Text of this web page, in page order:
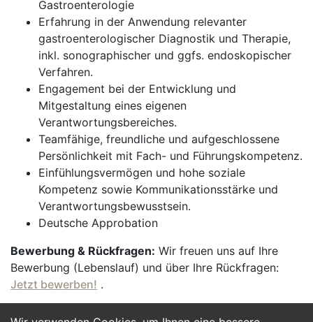
Gastroenterologie
Erfahrung in der Anwendung relevanter
gastroenterologischer Diagnostik und Therapie,
inkl. sonographischer und ggfs. endoskopischer
Verfahren.
Engagement bei der Entwicklung und
Mitgestaltung eines eigenen
Verantwortungsbereiches.
Teamfähige, freundliche und aufgeschlossene
Persönlichkeit mit Fach- und Führungskompetenz.
Einfühlungsvermögen und hohe soziale
Kompetenz sowie Kommunikationsstärke und
Verantwortungsbewusstsein.
Deutsche Approbation
Bewerbung & Rückfragen: Wir freuen uns auf Ihre
Bewerbung (Lebenslauf) und über Ihre Rückfragen:
Jetzt bewerben! .